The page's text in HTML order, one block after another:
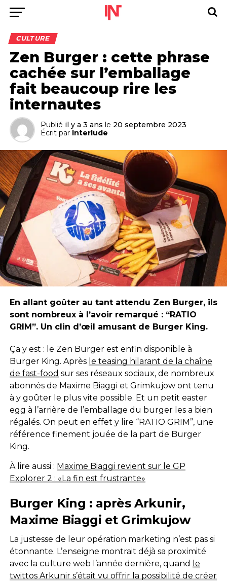
CULTURE
Zen Burger : cette phrase
cachée sur l’emballage
fait beaucoup rire les
internautes
Publié il y a 3 ans le 20 septembre 2023
Écrit par Interlude
En allant goûter au tant attendu Zen Burger, ils
sont nombreux à l’avoir remarqué : “RATIO
GRIM”. Un clin d’œil amusant de Burger King.
Ça y est : le Zen Burger est enfin disponible à
Burger King. Après le teasing hilarant de la chaîne
de fast-food sur ses réseaux sociaux, de nombreux
abonnés de Maxime Biaggi et Grimkujow ont tenu
à y goûter le plus vite possible. Et un petit easter
egg à l’arrière de l’emballage du burger les a bien
régalés. On peut en effet y lire “RATIO GRIM”, une
référence finement jouée de la part de Burger
King.
À lire aussi : Maxime Biaggi revient sur le GP
Explorer 2 : «La fin est frustrante»
Burger King : après Arkunir,
Maxime Biaggi et Grimkujow
La justesse de leur opération marketing n’est pas si
étonnante. L’enseigne montrait déjà sa proximité
avec la culture web l’année dernière, quand
le
twittos Arkunir s’était vu offrir la possibilité de créer